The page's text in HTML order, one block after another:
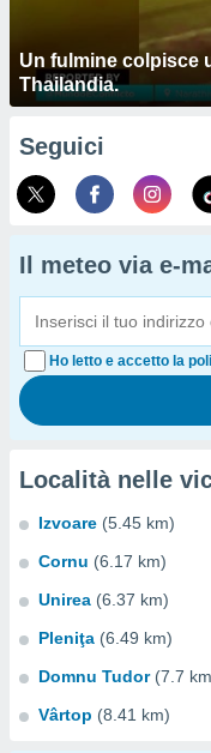
Un fulmine colpisce
Thailandia.
Seguici
Il meteo via e-
Ho letto e accetto la
Località nelle
Izvoare (5.45 km)
Cornu (6.17 km)
Unirea (6.37 km)
Pleniţa (6.49 km)
Domnu Tudor (7.7
Vârtop (8.41 km)